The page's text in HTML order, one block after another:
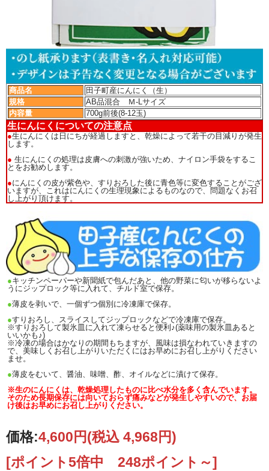
商品名
田子町産にんにく（生）
規格
AB品混合 Ｍ-Lサイズ
内容量
700g前後(8-12玉)
生にんにくについての注意点
●生にんにくは日にちが経過しますと、乾燥によって若干の目減りが発生
します。
● 生にんにくの処理は皮膚への刺激が強いため、ナイロン手袋をするこ
とをお勧めします。
●にんにくの皮が紫色や、すりおろした後に青色等に変色することがござ
いますが、これはにんにくの生理現象によるものなので、問題なくお召
し上がり頂けます。
●キッチンペーパーや新聞紙で包んだあと、他の野菜に匂いが移らないよ
うにジップロック等に入れて、チルド室で保存。
●薄皮を剥いで、一個ずつ個別に冷凍庫で保存。
●すりおろし、スライスしてジップロックなどで冷凍庫で保存。
※すりおろして製氷皿に入れて凍らせると便利♪(薬味用の製氷皿あると
いいかも♪)
※冷凍の場合はかなりの期間もちますが、風味は損なわれていきますの
で、美味しくお召し上がりいただくにはお早めにお召し上がりください
ませ。
●薄皮をむいて、醤油、味噌、酢、オイルなどに漬けて保存。
※生のにんにくは、乾燥処理したものに比べ水分を多く含んでいます。
そのため長期保存には向いておらず痛みなどが発生しやすいので、お届
け後はお早めにお召し上がりください。
価格:4,600円(税込 4,968円)
[ポイント5倍中 248ポイント～]